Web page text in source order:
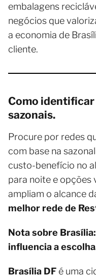
embalagens
negócios que
a economia de
cliente.
Como identificar
sazonais.
Procure por redes
com base na
custo-benefício no
para noite e opções
ampliam o alcance
melhor rede de
Nota sobre
influencia a
Brasília DF é uma